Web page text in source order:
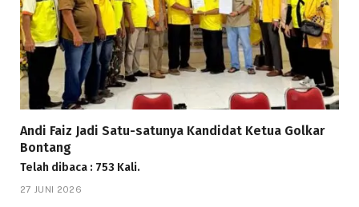
Andi Faiz Jadi Satu-satunya Kandidat Ketua Golkar
Bontang
Telah dibaca : 753 Kali.
27 JUNI 2026